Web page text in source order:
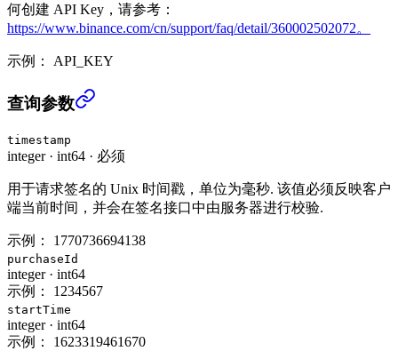
何创建 API Key，请参考：
https://www.binance.com/cn/support/faq/detail/360002502072。
示例： API_KEY
查询ETH质押记录 (USER_DATA)
查询参数
timestamp
integer· int64 · 必须
用于请求签名的 Unix 时间戳，单位为毫秒. 该值必须反映客户
端当前时间，并会在签名接口中由服务器进行校验.
示例： 1770736694138
purchaseId
integer· int64
示例：
1234567
startTime
integer· int64
示例：
1623319461670